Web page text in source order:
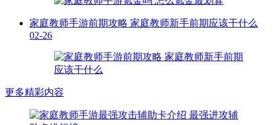
家庭教师手游前期攻略 家庭教师新手前期应该干什么
02-26
更多精彩内容